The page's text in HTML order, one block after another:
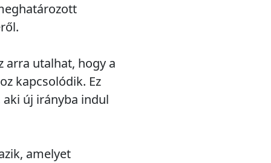
arra utalhat, hogy a
kapcsolódik. Ez
új irányba indul
amelyet